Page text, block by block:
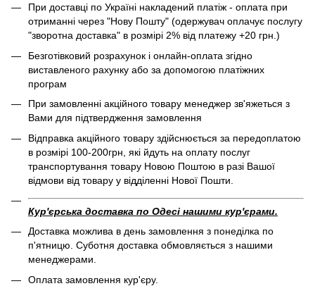
При доставці по Україні накладений платіж - оплата при
отриманні через "Нову Пошту" (одержувач оплачує послугу
"зворотна доставка" в розмірі 2% від платежу +20 грн.)
Безготівковий розрахунок і онлайн-оплата згідно
виставленого рахунку або за допомогою платіжних
програм
При замовленні акційного товару менеджер зв'яжеться з
Вами для підтвердження замовлення
Відправка акційного товару здійснюється за передоплатою
в розмірі 100-200грн, які йдуть на оплату послуг
транспортування товару Новою Поштою в разі Вашої
відмови від товару у відділенні Нової Пошти.
Кур'єрська доставка по Одесі нашими кур'єрами.
Доставка можлива в день замовлення з понеділка по
п'ятницю. Суботня доставка обмовляється з нашими
менеджерами.
Оплата замовлення кур'єру.